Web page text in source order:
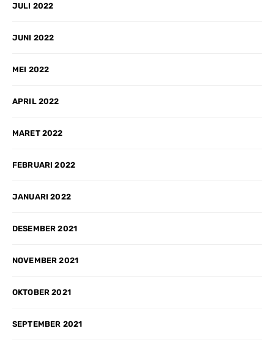
JULI 2022
JUNI 2022
MEI 2022
APRIL 2022
MARET 2022
FEBRUARI 2022
JANUARI 2022
DESEMBER 2021
NOVEMBER 2021
OKTOBER 2021
SEPTEMBER 2021